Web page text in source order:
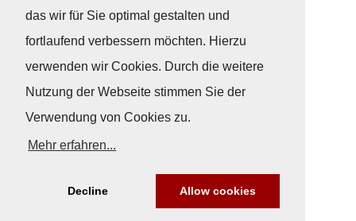
das wir für Sie optimal gestalten und
fortlaufend verbessern möchten. Hierzu
verwenden wir Cookies. Durch die weitere
Nutzung der Webseite stimmen Sie der
Verwendung von Cookies zu.
Mehr erfahren...
Decline Allow cookies